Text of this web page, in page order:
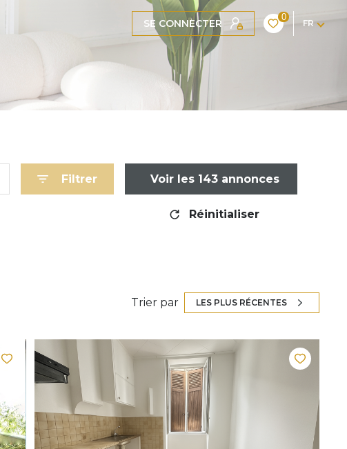
SE CONNECTER
0
FR
Filtrer Voir les 143annonces
Réinitialiser
Trier par LES PLUS RÉCENTES